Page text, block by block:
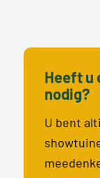
Heeft u
nodig?
U bent